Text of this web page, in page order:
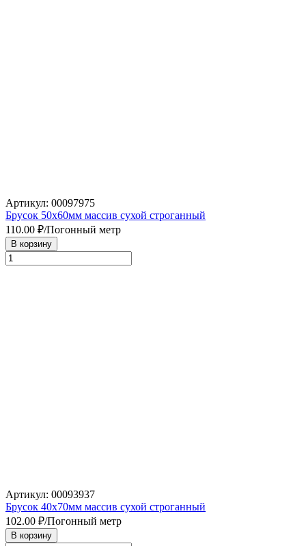
Артикул: 00097975
Брусок 50х60мм массив сухой строганный
110.00 ₽/Погонный метр
В корзину
Артикул: 00093937
Брусок 40х70мм массив сухой строганный
102.00 ₽/Погонный метр
В корзину